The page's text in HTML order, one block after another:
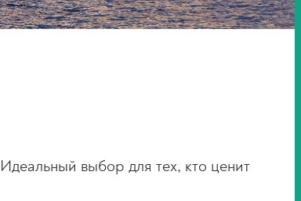
выбор для тех, кто ценит